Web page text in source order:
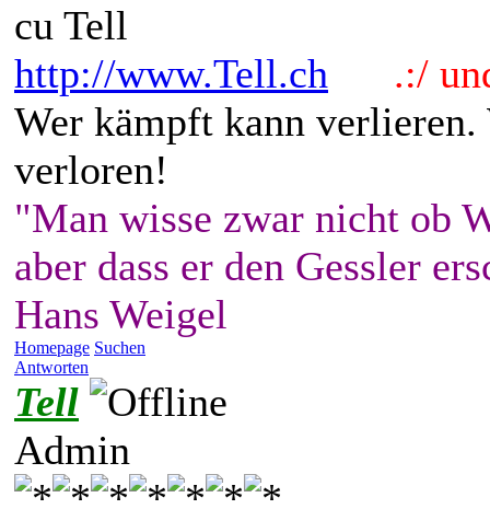
cu Tell
http://www.Tell.ch
.:/
Wer kämpft kann
verloren!
"Man wisse zwar nicht ob
aber dass er den Gessler
Hans Weigel
Homepage Suchen
Antworten
Tell
Admin